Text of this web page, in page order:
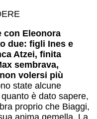
con Eleonora
due: figli Ines e
Atzei, finita
sembrava,
volersi più
state alcune
è dato sapere,
proprio che Biaggi,
anima gemella. La